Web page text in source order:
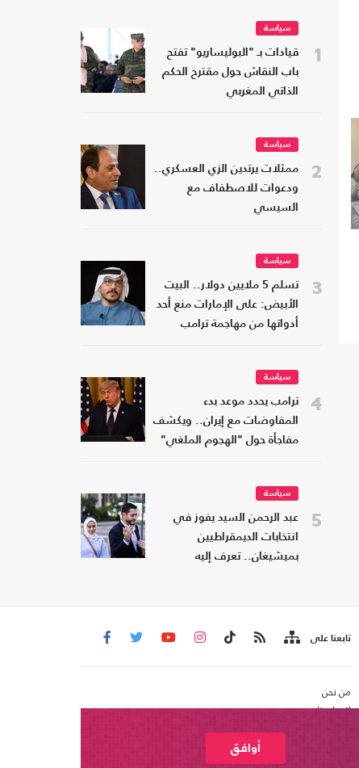
1
سياسة
قيادات بـ "البوليساريو" تفتح
باب النقاش حول مقترح الحكم
الذاتي المغربي
2
سياسة
ممثلات يرتدين الزي العسكري..
ودعوات للاصطفاف مع
السيسي
3
سياسة
تسلم 5 ملايين دولار.. البيت
الأبيض: على الإمارات منع أحد
أدواتها من مهاجمة ترامب
4
سياسة
ترامب يحدد موعد بدء
المفاوضات مع إيران.. ويكشف
مفاجأة حول "الهجوم الملغي"
5
سياسة
عبد الرحمن السيد يفوز في
انتخابات الديمقراطيين
بميشيغان.. تعرف إليه
تابعنا على
من نحن
اتصل بنا
أوافق